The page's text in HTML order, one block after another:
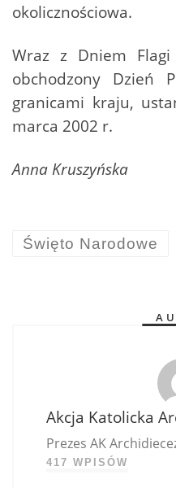
okolicznościowa.
Wraz z Dniem
obchodzony Dzień
granicami kraju,
marca 2002 r.
Anna Kruszyńska
Święto Narodowe
Akcja Katolicka
Prezes AK
417 WPISÓW